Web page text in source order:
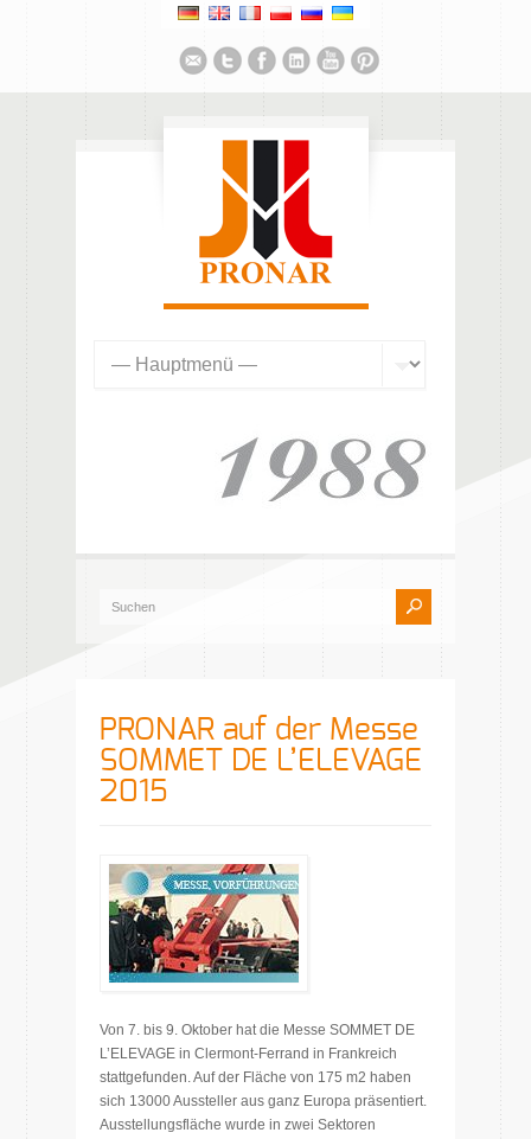
PRONAR auf der Messe
SOMMET DE L’ELEVAGE
2015
Von 7. bis 9. Oktober hat die Messe SOMMET DE
L’ELEVAGE in Clermont-Ferrand in Frankreich
stattgefunden. Auf der Fläche von 175 m2 haben
sich 13000 Aussteller aus ganz Europa präsentiert.
Ausstellungsfläche wurde in zwei Sektoren